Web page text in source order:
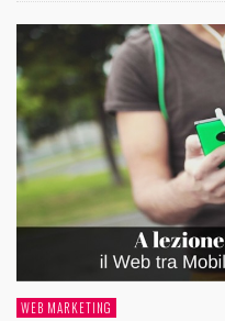
WEB MARKETING